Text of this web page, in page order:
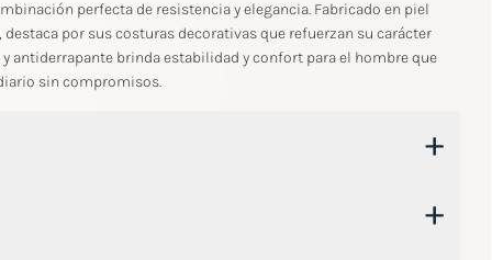
perfecta de resistencia y elegancia. Fabricado en piel
por sus costuras decorativas que refuerzan su carácter
antiderrapante brinda estabilidad y confort para el hombre que
sin compromisos.
+
+